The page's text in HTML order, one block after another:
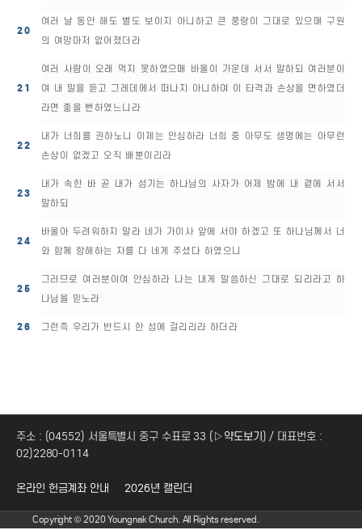
20
여러 날 동안 해도 별도 보이지 아니하고 큰 풍랑이 그대로 있으매 구원
의 여망마저 없어졌더라
21
여러 사람이 오래 먹지 못하였으매 바울이 가운데 서서 말하되 여러분이
여 내 말을 듣고 그레데에서 떠나지 아니하여 이 타격과 손상을 면하였더
라면 좋을 뻔하였느니라
22
내가 너희를 권하노니 이제는 안심하라 너희 중 아무도 생명에는 아무런
손상이 없겠고 오직 배뿐이리라
23
내가 속한 바 곧 내가 섬기는 하나님의 사자가 어제 밤에 내 곁에 서서
말하되
24
바울아 두려워하지 말라 네가 가이사 앞에 서야 하겠고 또 하나님께서 너
와 함께 항해하는 자를 다 네게 주셨다 하였으니
25
그러므로 여러분이여 안심하라 나는 내게 말씀하신 그대로 되리라고 하
나님을 믿노라
26 그런즉 우리가 반드시 한 섬에 걸리리라 하더라
주소 : (04552) 서울특별시 중구 수표로 33 (▷약도보기 ) / 대표번호 :
02)2280-0114
온라인 헌금계좌 안내 2026년 캘린더
Copyright © 2020 Youngnak Church. All Rights reserved.